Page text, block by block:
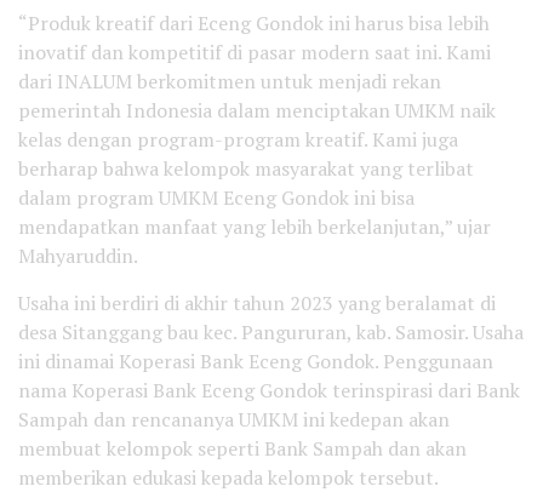
“Produk kreatif dari Eceng Gondok ini harus bisa lebih
inovatif dan kompetitif di pasar modern saat ini. Kami
dari INALUM berkomitmen untuk menjadi rekan
pemerintah Indonesia dalam menciptakan UMKM naik
kelas dengan program-program kreatif. Kami juga
berharap bahwa kelompok masyarakat yang terlibat
dalam program UMKM Eceng Gondok ini bisa
mendapatkan manfaat yang lebih berkelanjutan,” ujar
Mahyaruddin.
Usaha ini berdiri di akhir tahun 2023 yang beralamat di
desa Sitanggang bau kec. Pangururan, kab. Samosir. Usaha
ini dinamai Koperasi Bank Eceng Gondok. Penggunaan
nama Koperasi Bank Eceng Gondok terinspirasi dari Bank
Sampah dan rencananya UMKM ini kedepan akan
membuat kelompok seperti Bank Sampah dan akan
memberikan edukasi kepada kelompok tersebut.